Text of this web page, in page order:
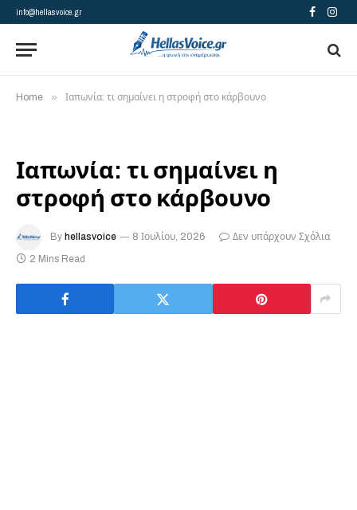
info@hellasvoice.gr Facebook
Home » Ιαπωνία: τι σημαίνει η στροφή στο κάρβουνο
Ιαπωνία: τι σημαίνει η
στροφή στο κάρβουνο
By hellasvoice 8 Ιουλίου, 2026
Δεν υπάρχουν Σχόλια
2 Mins Read